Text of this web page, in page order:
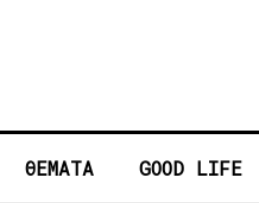
ΘΕΜΑΤΑ GOOD LIFE